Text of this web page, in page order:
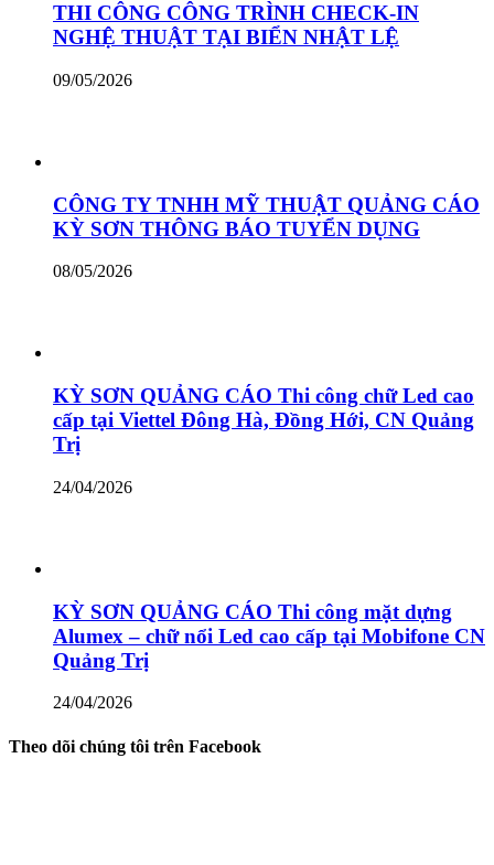
THI CÔNG CÔNG TRÌNH CHECK-IN
NGHỆ THUẬT TẠI BIỂN NHẬT LỆ
09/05/2026
CÔNG TY TNHH MỸ THUẬT QUẢNG CÁO
KỲ SƠN THÔNG BÁO TUYỂN DỤNG
08/05/2026
KỲ SƠN QUẢNG CÁO Thi công chữ Led cao
cấp tại Viettel Đông Hà, Đồng Hới, CN Quảng
Trị
24/04/2026
KỲ SƠN QUẢNG CÁO Thi công mặt dựng
Alumex – chữ nổi Led cao cấp tại Mobifone CN
Quảng Trị
24/04/2026
Theo dõi chúng tôi trên Facebook